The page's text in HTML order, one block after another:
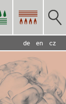
cz
en
de